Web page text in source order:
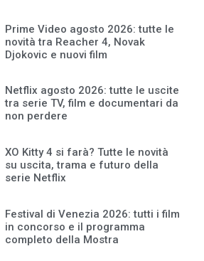
Prime Video agosto 2026: tutte le
novità tra Reacher 4, Novak
Djokovic e nuovi film
Netflix agosto 2026: tutte le uscite
tra serie TV, film e documentari da
non perdere
XO Kitty 4 si farà? Tutte le novità
su uscita, trama e futuro della
serie Netflix
Festival di Venezia 2026: tutti i film
in concorso e il programma
completo della Mostra